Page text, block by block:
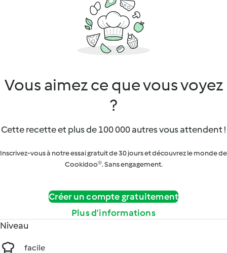
Vous aimez ce que vous voyez
?
Cette recette et plus de 100 000 autres vous attendent !
Inscrivez-vous à notre essai gratuit de 30 jours et découvrez le monde de
Cookidoo®. Sans engagement.
Créer un compte gratuitement
Plus d’informations
Niveau
facile